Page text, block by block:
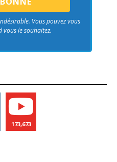
Vous pouvez vous
vous le souhaitez.
173,673